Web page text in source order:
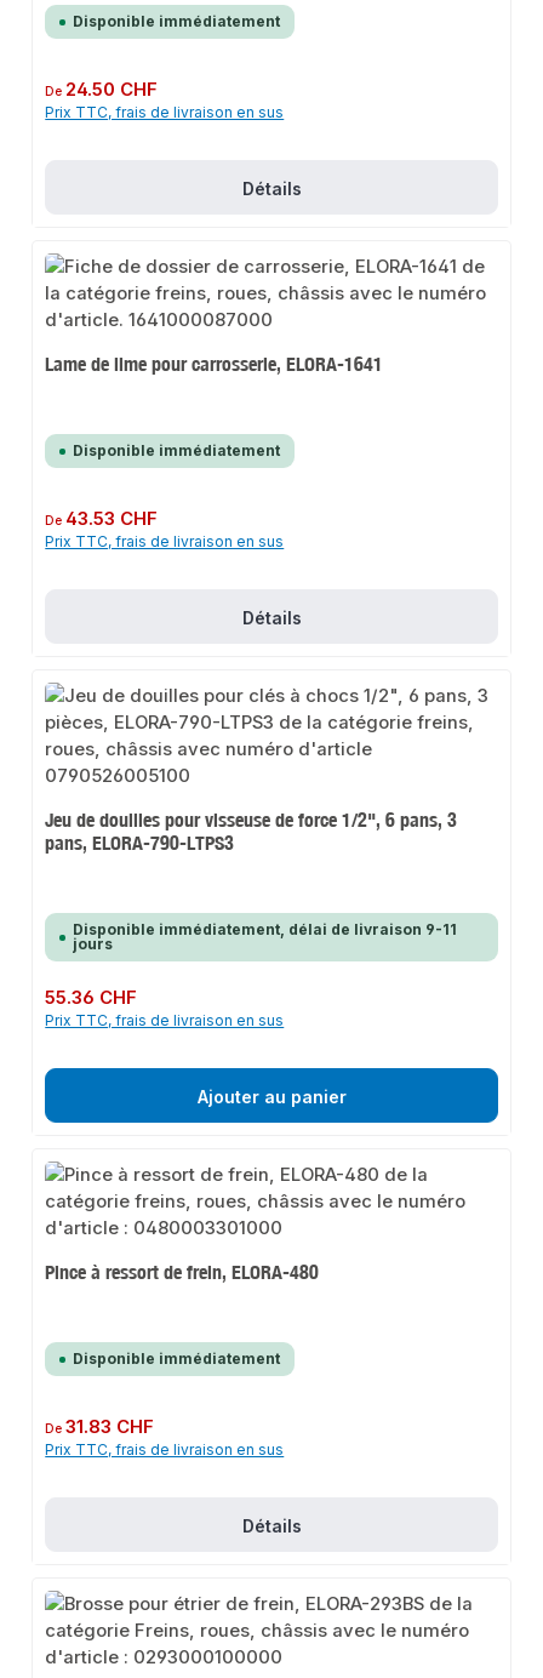
Disponible immédiatement
Prix régulier :
De 24.50 CHF
Prix TTC, frais de livraison en sus
Détails
Lame de lime pour carrosserie, ELORA-1641
Disponible immédiatement
Prix régulier :
De 43.53 CHF
Prix TTC, frais de livraison en sus
Détails
Jeu de douilles pour visseuse de force 1/2", 6 pans, 3
pans, ELORA-790-LTPS3
Disponible immédiatement, délai de livraison 9-11
jours
Prix régulier :
55.36 CHF
Prix TTC, frais de livraison en sus
Ajouter au panier
Pince à ressort de frein, ELORA-480
Disponible immédiatement
Prix régulier :
De31.83 CHF
Prix TTC, frais de livraison en sus
Détails